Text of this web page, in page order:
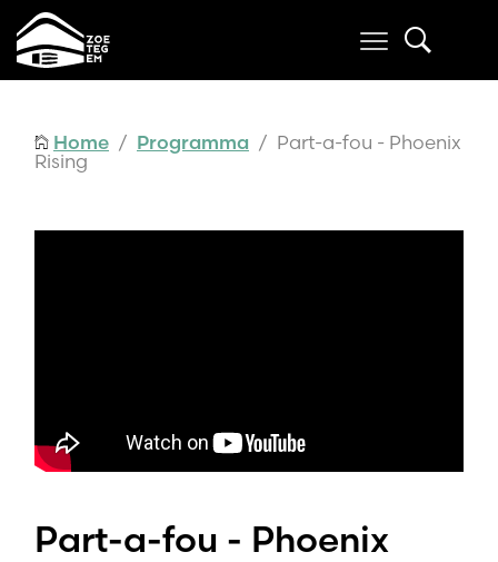
Home / Programma / Part-a-fou - Phoenix
Rising
Part-a-fou - Phoenix